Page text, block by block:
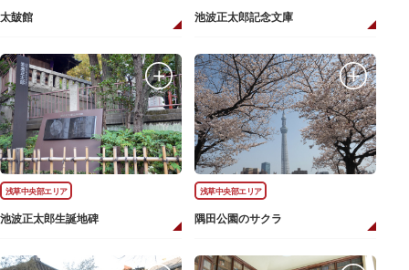
太皷館 池波正太郎記念文庫
浅草中央部エリア
池波正太郎生誕地碑
浅草中央部エリア
隅田公園のサクラ